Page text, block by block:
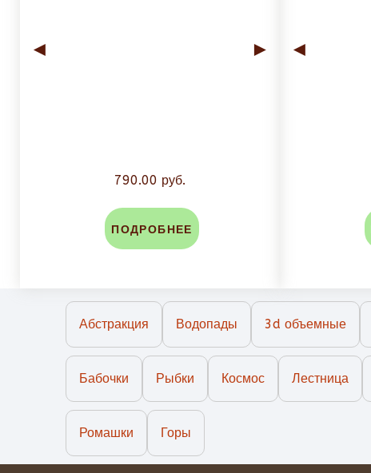
◄ ►
790.00 руб.
ПОДРОБНЕЕ
◄
Абстракция Водопады 3d объемные
Бабочки Рыбки Космос Лестница
Ромашки Горы